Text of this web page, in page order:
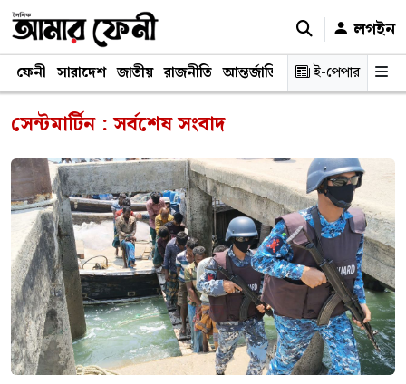
লগইন
ফেনী সারাদেশ জাতীয় রাজনীতি আন্তর্জাতিক অর্থনীতি
ই-পেপার
সেন্টমার্টিন : সর্বশেষ সংবাদ